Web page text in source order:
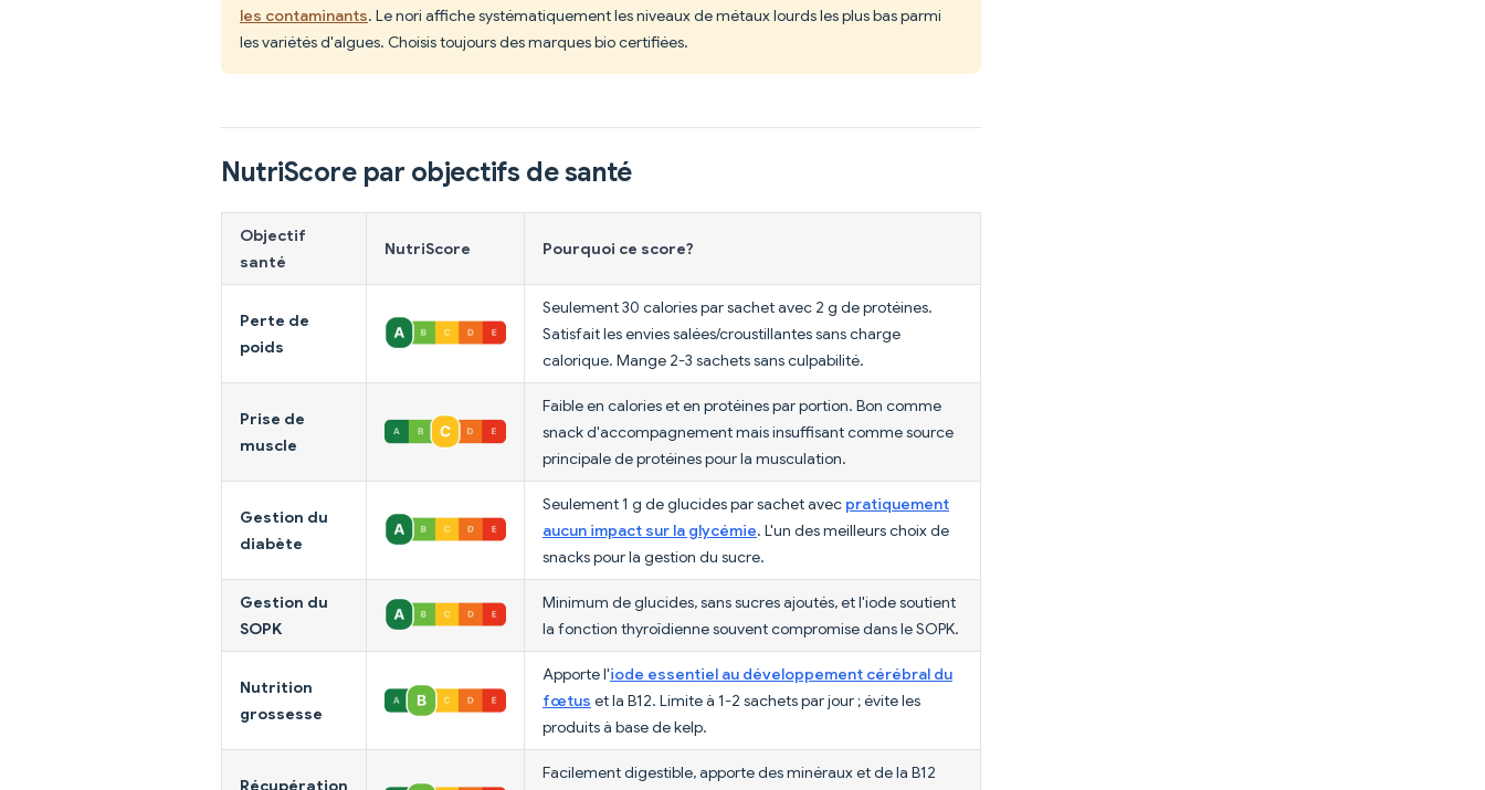
les contaminants. Le nori affiche systématiquement les niveaux de métaux lourds les plus bas parmi
les variétés d'algues. Choisis toujours des marques bio certifiées.
NutriScore par objectifs de santé
Objectif
santé
NutriScore Pourquoi ce score?
Perte de
poids
Seulement 30 calories par sachet avec 2 g de protéines.
Satisfait les envies salées/croustillantes sans charge
calorique. Mange 2-3 sachets sans culpabilité.
Prise de
muscle
Faible en calories et en protéines par portion. Bon comme
snack d'accompagnement mais insuffisant comme source
principale de protéines pour la musculation.
Gestion du
diabète
Seulement 1 g de glucides par sachet avec pratiquement
aucun impact sur la glycémie. L'un des meilleurs choix de
snacks pour la gestion du sucre.
Gestion du
SOPK
Minimum de glucides, sans sucres ajoutés, et l'iode soutient
la fonction thyroïdienne souvent compromise dans le SOPK.
Nutrition
grossesse
Apporte l'iode essentiel au développement cérébral du
fœtus et la B12. Limite à 1-2 sachets par jour ; évite les
produits à base de kelp.
Récupération
Facilement digestible, apporte des minéraux et de la B12